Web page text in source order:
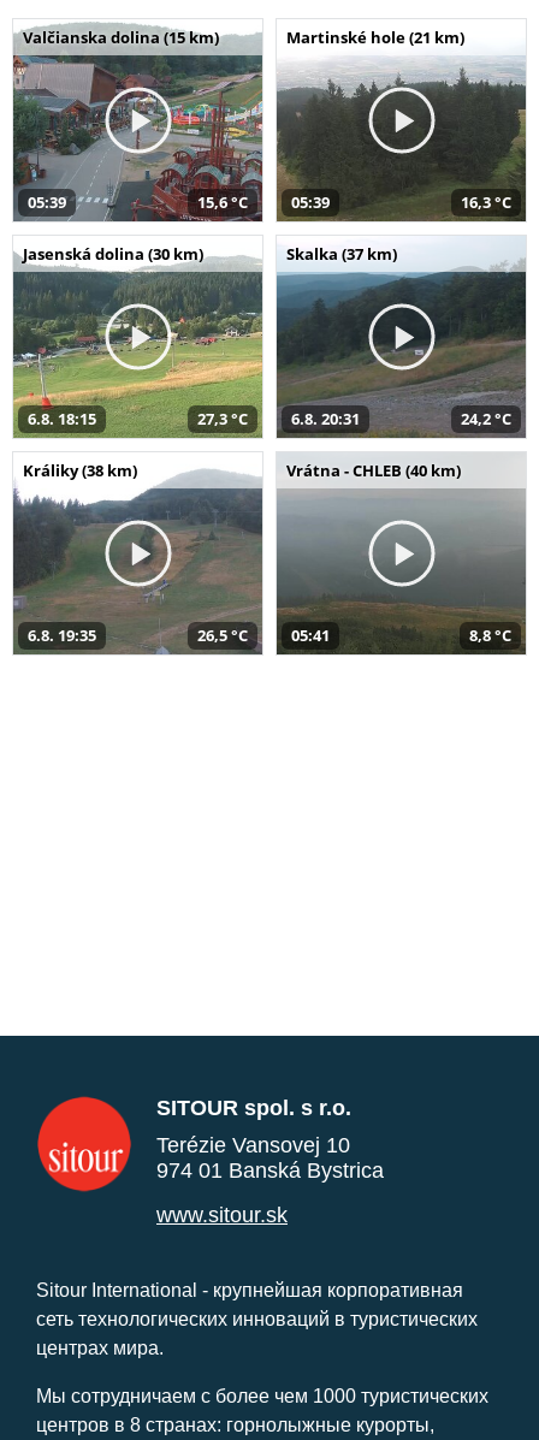
Valčianska dolina (15 km)
05:39 15,6 °C
Martinské hole (21 km)
05:39 16,3 °C
Jasenská dolina (30 km)
6.8. 18:15 27,3 °C
Skalka (37 km)
6.8. 20:31 24,2 °C
Králiky (38 km)
6.8. 19:35 26,5 °C
Vrátna - CHLEB (40 km)
05:41 8,8 °C
SITOUR spol. s r.o.
Terézie Vansovej 10
974 01 Banská Bystrica
www.sitour.sk
Sitour International - крупнейшая корпоративная
сеть технологических инноваций в туристических
центрах мира.
Мы сотрудничаем с более чем 1000 туристических
центров в 8 странах: горнолыжные курорты,